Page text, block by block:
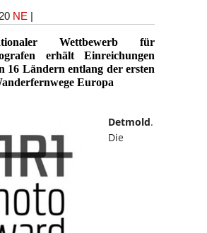
NE |
Wettbewerb für
erhält Einreichungen
16 Ländern entlang der ersten
Europa
Detmold.
Die